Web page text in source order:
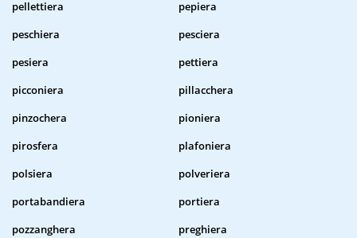
pellettiera
pepiera
peschiera
pesciera
pesiera
pettiera
picconiera
pillacchera
pinzochera
pioniera
pirosfera
plafoniera
polsiera
polveriera
portabandiera
portiera
pozzanghera
preghiera